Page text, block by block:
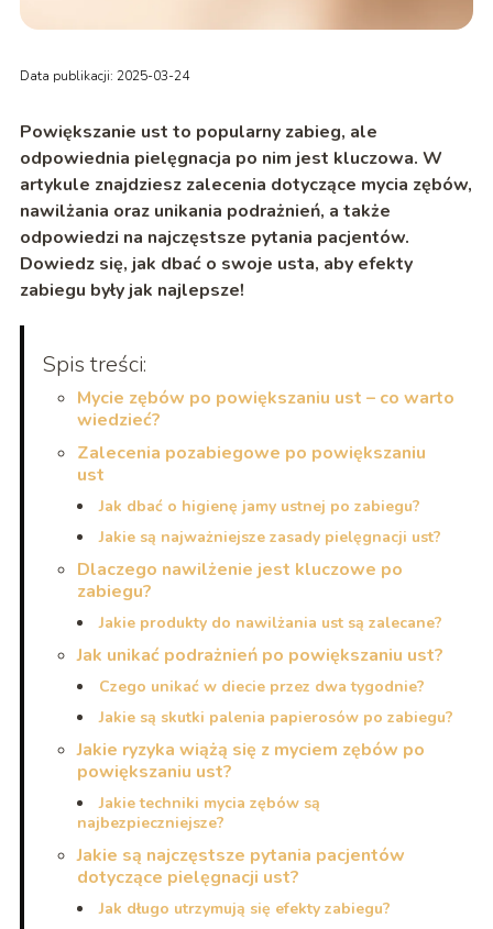
Data publikacji: 2025-03-24
Powiększanie ust to popularny zabieg, ale
odpowiednia pielęgnacja po nim jest kluczowa. W
artykule znajdziesz zalecenia dotyczące mycia zębów,
nawilżania oraz unikania podrażnień, a także
odpowiedzi na najczęstsze pytania pacjentów.
Dowiedz się, jak dbać o swoje usta, aby efekty
zabiegu były jak najlepsze!
Spis treści:
Mycie zębów po powiększaniu ust – co warto
wiedzieć?
Zalecenia pozabiegowe po powiększaniu
ust
Jak dbać o higienę jamy ustnej po zabiegu?
Jakie są najważniejsze zasady pielęgnacji ust?
Dlaczego nawilżenie jest kluczowe po
zabiegu?
Jakie produkty do nawilżania ust są zalecane?
Jak unikać podrażnień po powiększaniu ust?
Czego unikać w diecie przez dwa tygodnie?
Jakie są skutki palenia papierosów po zabiegu?
Jakie ryzyka wiążą się z myciem zębów po
powiększaniu ust?
Jakie techniki mycia zębów są
najbezpieczniejsze?
Jakie są najczęstsze pytania pacjentów
dotyczące pielęgnacji ust?
Jak długo utrzymują się efekty zabiegu?